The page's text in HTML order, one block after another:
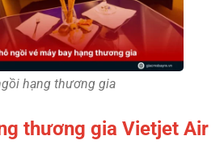
hạng thương gia
thương gia Vietjet Air